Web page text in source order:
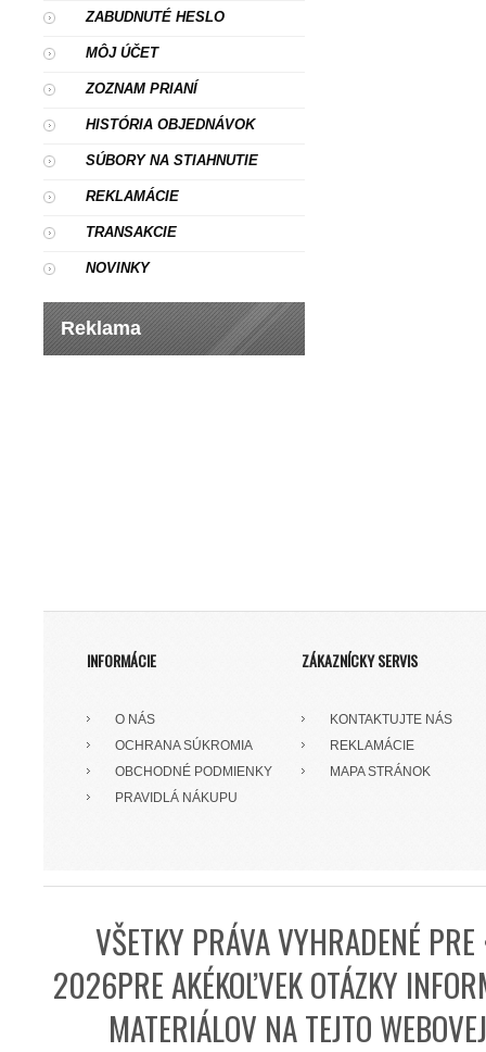
ZABUDNUTÉ HESLO
MÔJ ÚČET
ZOZNAM PRIANÍ
HISTÓRIA OBJEDNÁVOK
SÚBORY NA STIAHNUTIE
REKLAMÁCIE
TRANSAKCIE
NOVINKY
Reklama
INFORMÁCIE
O NÁS
OCHRANA SÚKROMIA
OBCHODNÉ PODMIENKY
PRAVIDLÁ NÁKUPU
ZÁKAZNÍCKY SERVIS
KONTAKTUJTE NÁS
REKLAMÁCIE
MAPA STRÁNOK
VŠETKY PRÁVA VYHRADENÉ
2026PRE AKÉKOĽVEK OTÁZKY
MATERIÁLOV NA TEJTO